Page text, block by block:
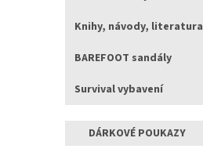
Knihy, návody, literatura
BAREFOOT sandály
Survival vybavení
DÁRKOVÉ POUKAZY